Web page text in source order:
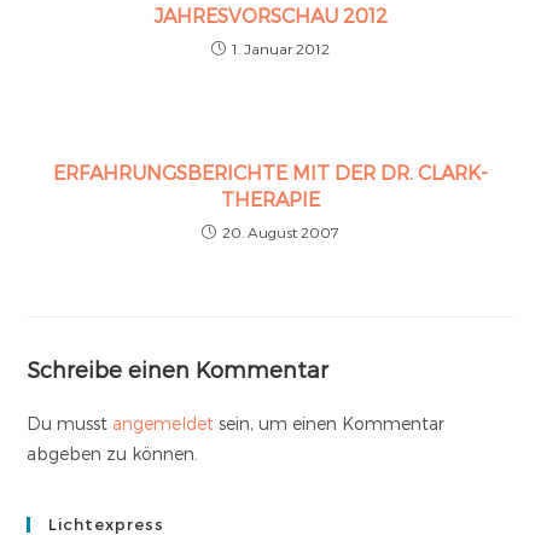
JAHRESVORSCHAU 2012
1. Januar 2012
ERFAHRUNGSBERICHTE MIT DER DR. CLARK-
THERAPIE
20. August 2007
Schreibe einen Kommentar
Du musst angemeldet sein, um einen Kommentar
abgeben zu können.
Lichtexpress